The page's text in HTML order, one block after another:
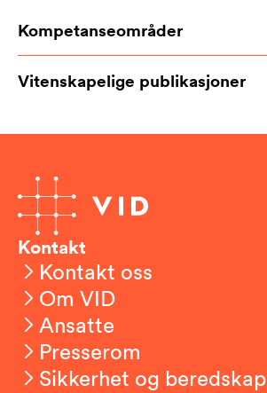
Kompetanseområder
Vitenskapelige publikasjoner
Kontakt
Kontakt oss
Om VID
Ansatte
Presserom
Sikkerhet og beredskap